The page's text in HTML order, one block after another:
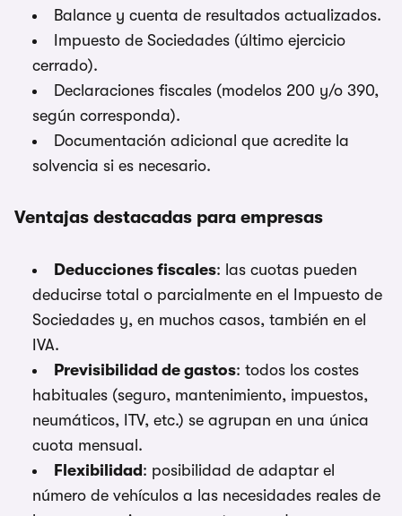
Balance y cuenta de resultados actualizados.
Impuesto de Sociedades (último ejercicio
cerrado).
Declaraciones fiscales (modelos 200 y/o 390,
según corresponda).
Documentación adicional que acredite la
solvencia si es necesario.
Ventajas destacadas para empresas
Deducciones fiscales: las cuotas pueden
deducirse total o parcialmente en el Impuesto de
Sociedades y, en muchos casos, también en el
IVA.
Previsibilidad de gastos: todos los costes
habituales (seguro, mantenimiento, impuestos,
neumáticos, ITV, etc.) se agrupan en una única
cuota mensual.
Flexibilidad : posibilidad de adaptar el
número de vehículos a las necesidades reales de